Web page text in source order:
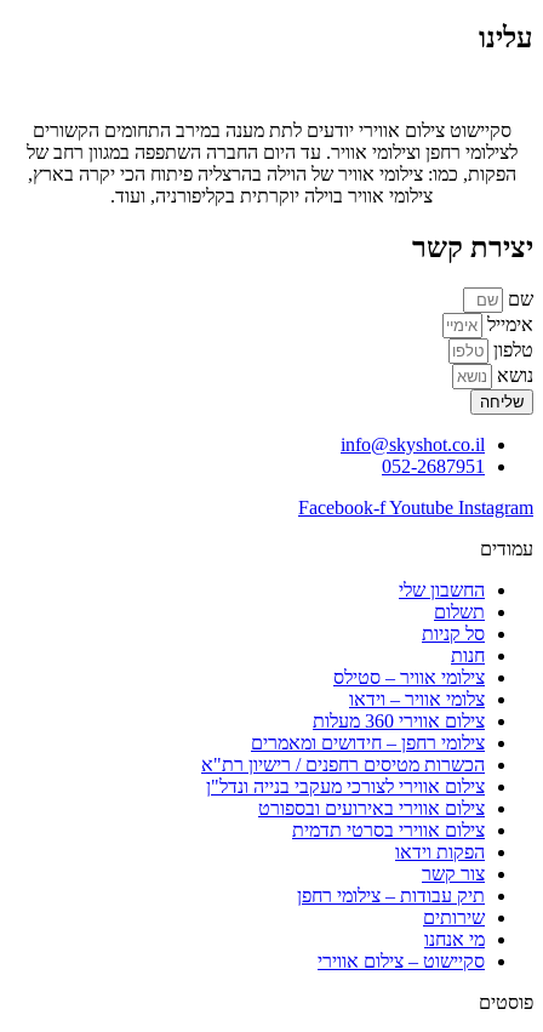
עלינו
סקיישוט צילום אווירי יודעים לתת מענה במירב התחומים הקשורים
לצילומי רחפן וצילומי אוויר. עד היום החברה השתפפה במגוון רחב של
הפקות, כמו: צילומי אוויר של הוילה בהרצליה פיתוח הכי יקרה בארץ,
צילומי אוויר בוילה יוקרתית בקליפורניה, ועוד.
יצירת קשר
שם
אימייל
טלפון
נושא
שליחה
info@skyshot.co.il
052-2687951
Facebook-fYoutube Instagram
עמודים
החשבון שלי
תשלום
סל קניות
חנות
צילומי אוויר – סטילס
צלומי אוויר – וידאו
צילום אווירי 360 מעלות
צילומי רחפן – חידושים ומאמרים
הכשרות מטיסים רחפנים / רישיון רת"א
צילום אווירי לצורכי מעקבי בנייה ונדל"ן
צילום אווירי באירועים ובספורט
צילום אווירי בסרטי תדמית
הפקות וידאו
צור קשר
תיק עבודות – צילומי רחפן
שירותים
מי אנחנו
סקיישוט – צילום אווירי
פוסטים